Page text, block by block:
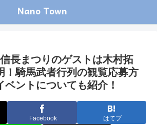
Nano Town
長まつりのゲストは木村拓
！騎馬武者行列の観覧応募方
ベントについても紹介！
Facebook はてブ